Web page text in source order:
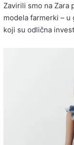
Zavirili smo na
modela farmerki –
koji su odlična